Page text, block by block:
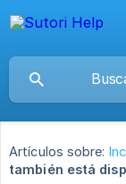
Artículos sobre:
también está